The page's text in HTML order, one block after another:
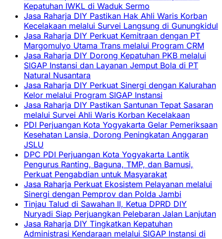
Kepatuhan IWKL di Waduk Sermo
Jasa Raharja DIY Pastikan Hak Ahli Waris Korban
Kecelakaan melalui Survei Langsung di Gunungkidul
Jasa Raharja DIY Perkuat Kemitraan dengan PT
Margomulyo Utama Trans melalui Program CRM
Jasa Raharja DIY Dorong Kepatuhan PKB melalui
SIGAP Instansi dan Layanan Jemput Bola di PT
Natural Nusantara
Jasa Raharja DIY Perkuat Sinergi dengan Kalurahan
Kelor melalui Program SIGAP Instansi
Jasa Raharja DIY Pastikan Santunan Tepat Sasaran
melalui Survei Ahli Waris Korban Kecelakaan
PDI Perjuangan Kota Yogyakarta Gelar Pemeriksaan
Kesehatan Lansia, Dorong Peningkatan Anggaran
JSLU
DPC PDI Perjuangan Kota Yogyakarta Lantik
Pengurus Ranting, Baguna, TMP, dan Bamusi,
Perkuat Pengabdian untuk Masyarakat
Jasa Raharja Perkuat Ekosistem Pelayanan melalui
Sinergi dengan Pemprov dan Polda Jambi
Tinjau Talud di Sawahan II, Ketua DPRD DIY
Nuryadi Siap Perjuangkan Pelebaran Jalan Lanjutan
Jasa Raharja DIY Tingkatkan Kepatuhan
Administrasi Kendaraan melalui SIGAP Instansi di